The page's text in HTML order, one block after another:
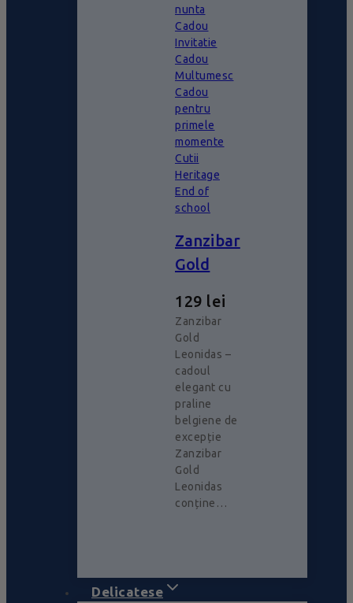
nunta
Cadou
Invitatie
Cadou
Multumesc
Cadou
pentru
primele
momente
Cutii
Heritage
End of
school
Zanzibar
Gold
129 lei
Zanzibar
Gold
Leonidas –
cadoul
elegant cu
praline
belgiene de
excepție
Zanzibar
Gold
Leonidas
conține…
Delicatese